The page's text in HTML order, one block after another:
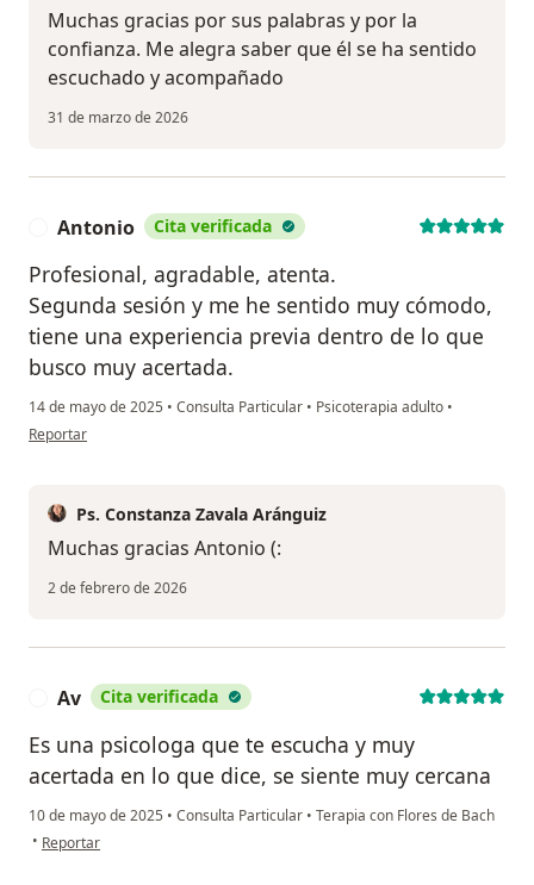
Muchas gracias por sus palabras y por la
confianza. Me alegra saber que él se ha sentido
escuchado y acompañado
31 de marzo de 2026
Antonio Cita verificada
Profesional, agradable, atenta.
Segunda sesión y me he sentido muy cómodo,
tiene una experiencia previa dentro de lo que
busco muy acertada.
14 de mayo de 2025 • Consulta Particular • Psicoterapia adulto •
en opinión del usuario Antonio
Reportar
Ps. Constanza Zavala Aránguiz
Muchas gracias Antonio (:
2 de febrero de 2026
Av Cita verificada
Es una psicologa que te escucha y muy
acertada en lo que dice, se siente muy cercana
10 de mayo de 2025 • Consulta Particular • Terapia con Flores de Bach
• en opinión del usuario Av
Reportar